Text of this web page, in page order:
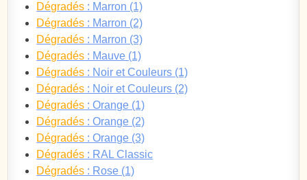
Dégradés : Marron (1)
Dégradés : Marron (2)
Dégradés : Marron (3)
Dégradés : Mauve (1)
Dégradés : Noir et Couleurs (1)
Dégradés : Noir et Couleurs (2)
Dégradés : Orange (1)
Dégradés : Orange (2)
Dégradés : Orange (3)
Dégradés : RAL Classic
Dégradés : Rose (1)